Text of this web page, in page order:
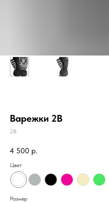
Варежки 2B
2B
4 500 р.
Цвет
Размер